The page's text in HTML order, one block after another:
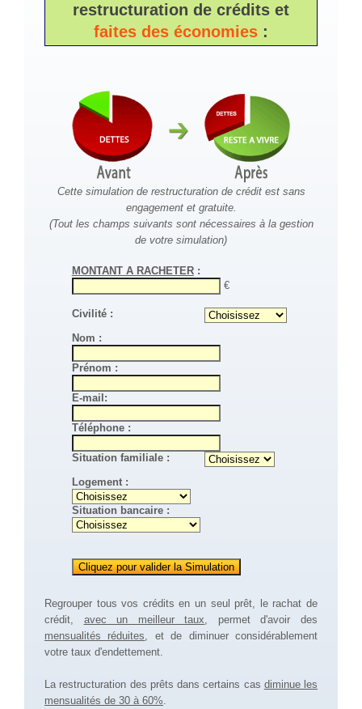
restructuration de crédits et
faites des économies :
Cette simulation de restructuration de crédit est sans
engagement et gratuite.
(Tout les champs suivants sont nécessaires à la gestion
de votre simulation)
MONTANT A RACHETER:
€
Civilité :
Nom :
Prénom :
E-mail:
Téléphone :
Situation familiale :
Logement :
Situation bancaire :
Regrouper tous vos crédits en un seul prêt, le rachat de
crédit, avec un meilleur taux , permet d'avoir des
mensualités réduites , et de diminuer considérablement
votre taux d'endettement.
La restructuration des prêts dans certains cas diminue les
mensualités de 30 à 60%